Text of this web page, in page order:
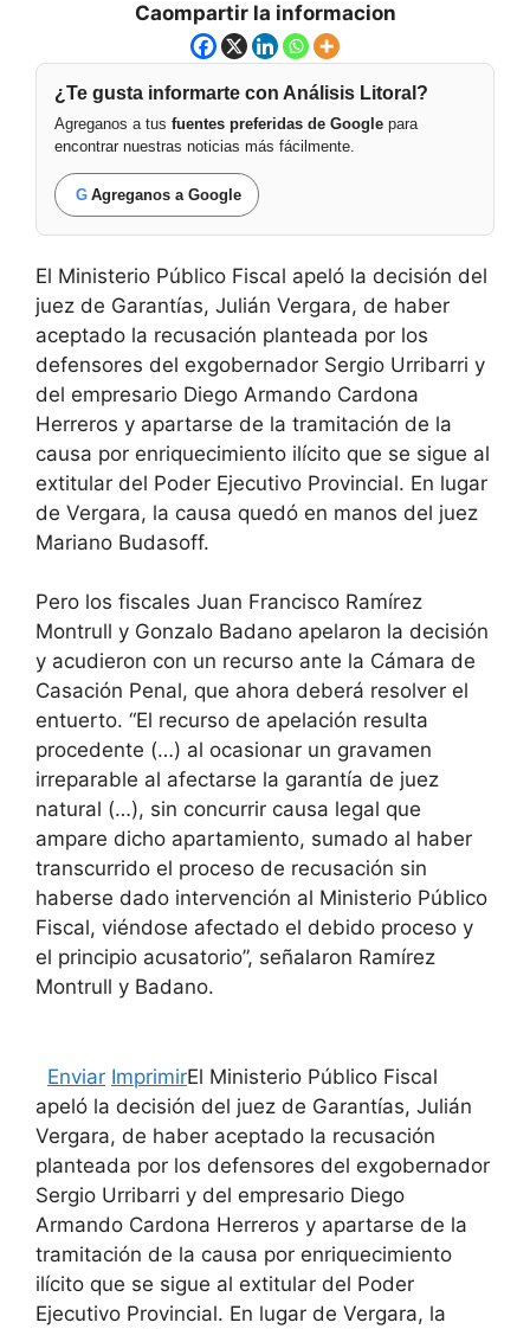
Caompartir la informacion
¿Te gusta informarte con Análisis Litoral?
Agreganos a tus fuentes preferidas de Google para
encontrar nuestras noticias más fácilmente.
G Agreganos a Google
El Ministerio Público Fiscal apeló la decisión del
juez de Garantías, Julián Vergara, de haber
aceptado la recusación planteada por los
defensores del exgobernador Sergio Urribarri y
del empresario Diego Armando Cardona
Herreros y apartarse de la tramitación de la
causa por enriquecimiento ilícito que se sigue al
extitular del Poder Ejecutivo Provincial. En lugar
de Vergara, la causa quedó en manos del juez
Mariano Budasoff.
Pero los fiscales Juan Francisco Ramírez
Montrull y Gonzalo Badano apelaron la decisión
y acudieron con un recurso ante la Cámara de
Casación Penal, que ahora deberá resolver el
entuerto. “El recurso de apelación resulta
procedente (…) al ocasionar un gravamen
irreparable al afectarse la garantía de juez
natural (…), sin concurrir causa legal que
ampare dicho apartamiento, sumado al haber
transcurrido el proceso de recusación sin
haberse dado intervención al Ministerio Público
Fiscal, viéndose afectado el debido proceso y
el principio acusatorio”, señalaron Ramírez
Montrull y Badano.
Enviar ImprimirEl Ministerio Público Fiscal
apeló la decisión del juez de Garantías, Julián
Vergara, de haber aceptado la recusación
planteada por los defensores del exgobernador
Sergio Urribarri y del empresario Diego
Armando Cardona Herreros y apartarse de la
tramitación de la causa por enriquecimiento
ilícito que se sigue al extitular del Poder
Ejecutivo Provincial. En lugar de Vergara, la